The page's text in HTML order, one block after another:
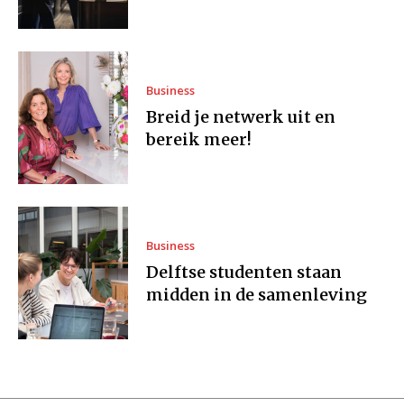
Business
Breid je netwerk uit en
bereik meer!
Business
Delftse studenten staan
midden in de samenleving